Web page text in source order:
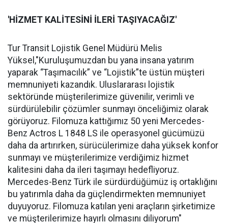
'HİZMET KALİTESİNİ İLERİ TAŞIYACAĞIZ'
Tur Transit Lojistik Genel Müdürü Melis
Yüksel,"Kuruluşumuzdan bu yana insana yatırım
yaparak “Taşımacılık” ve “Lojistik”te üstün müşteri
memnuniyeti kazandık. Uluslararası lojistik
sektöründe müşterilerimize güvenilir, verimli ve
sürdürülebilir çözümler sunmayı önceliğimiz olarak
görüyoruz. Filomuza kattığımız 50 yeni Mercedes-
Benz Actros L 1848 LS ile operasyonel gücümüzü
daha da artırırken, sürücülerimize daha yüksek konfor
sunmayı ve müşterilerimize verdiğimiz hizmet
kalitesini daha da ileri taşımayı hedefliyoruz.
Mercedes-Benz Türk ile sürdürdüğümüz iş ortaklığını
bu yatırımla daha da güçlendirmekten memnuniyet
duyuyoruz. Filomuza katılan yeni araçların şirketimize
ve müşterilerimize hayırlı olmasını diliyorum"